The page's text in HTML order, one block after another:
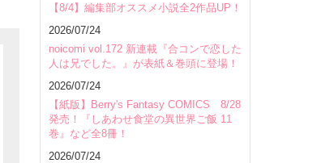
【8/4】編集部オススメ小説全2作品UP！
2026/07/24
noicomi vol.172 新連載『合コンで恋した
人は兄でした。』が表紙＆巻頭に登場！
2026/07/24
【紙版】Berry's Fantasy COMICS 8/28
発売！『しあわせ食堂の異世界ご飯 11
巻』など全8冊！
2026/07/24